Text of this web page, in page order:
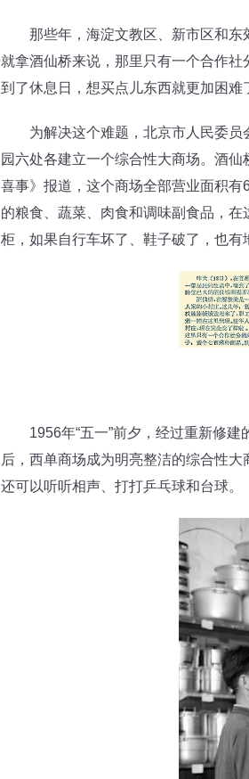
那些年，海淀文教区、新市区和东郊
就拿酒仙桥来说，那里只有一个合作
到了休息日，想买点儿东西就更加困难
为解决这个难题，北京市人民委员
园六处各建立一个综合性大商场。酒
喜事》报道，这个商场全部营业面积
的粮食、蔬菜、肉食和调味副食品，
柜，如果自行车坏了、鞋子破了，也有
1956年“五一”前夕，经过重新修建
后，西单商场成为明亮整洁的综合性
还可以听听相声、打打乒乓球和台球。